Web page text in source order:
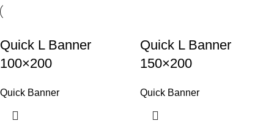
Quick L Banner
100×200
Quick Banner
Quick L Banner
150×200
Quick Banner